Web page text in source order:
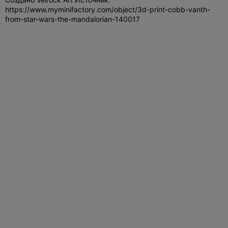
https://www.myminifactory.com/object/3d-print-cobb-vanth-
from-star-wars-the-mandalorian-140017